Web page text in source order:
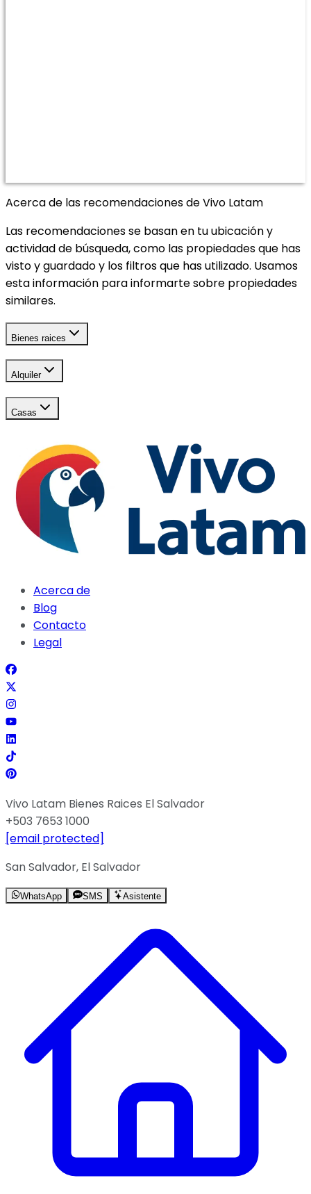
Acerca de las recomendaciones de Vivo Latam
Las recomendaciones se basan en tu ubicación y
actividad de búsqueda, como las propiedades que has
visto y guardado y los filtros que has utilizado. Usamos
esta información para informarte sobre propiedades
similares.
Bienes raices
Alquiler
Casas
Acerca de
Blog
Contacto
Legal
Vivo Latam Bienes Raices El Salvador
+503 7653 1000
[email protected]
San Salvador, El Salvador
WhatsApp SMS Asistente